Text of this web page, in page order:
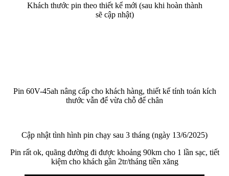
Khách thước pin theo thiết kể mới (sau khi hoàn thành
sẽ cập nhật)
Pin 60V-45ah nâng cấp cho khách hàng, thiết kế tính toán kích
thước vẫn để vừa chỗ để chân
Cập nhật tình hình pin chạy sau 3 tháng (ngày 13/6/2025)
Pin rất ok, quãng đường đi được khoảng 90km cho 1 lần sạc, tiết
kiệm cho khách gần 2tr/tháng tiền xăng